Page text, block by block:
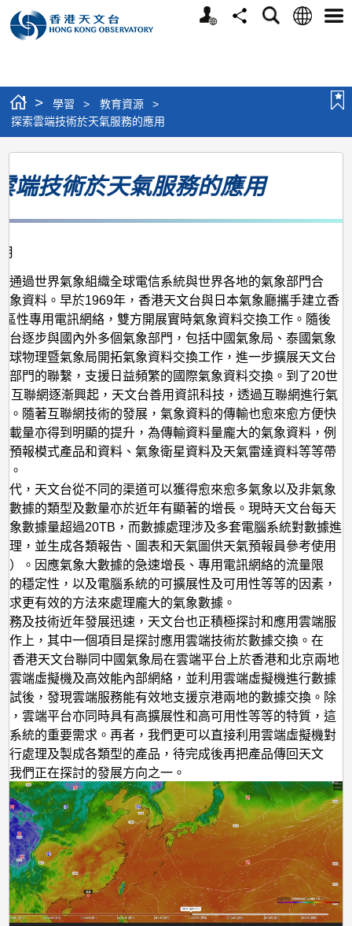
個
分
搜
語
選
> 學習 > 教育資源
>
探索雲端技術於天氣服務的應用
探
索
技
術
於
天
氣
服
務
的
應
用
端技術於天氣服務的應用
通過世界氣象組織全球電信系統與世界各地的氣象部門合
象資料。早於1969年，香港天文台與日本氣象廳攜手建立香
區性專用電訊網絡，雙方開展實時氣象資料交換工作。隨後
台逐步與國內外多個氣象部門，包括中國氣象局、泰國氣象
球物理暨氣象局開拓氣象資料交換工作，進一步擴展天文台
部門的聯繫，支援日益頻繁的國際氣象資料交換。到了20世
互聯網逐漸興起，天文台善用資訊科技，透過互聯網進行氣
。隨著互聯網技術的發展，氣象資料的傳輸也愈來愈方便快
載量亦得到明顯的提升，為傳輸資料量龐大的氣象資料，例
預報模式產品和資料、氣象衛星資料及天氣雷達資料等等帶
。
代，天文台從不同的渠道可以獲得愈來愈多氣象以及非氣象
數據的類型及數量亦於近年有顯著的增長。現時天文台每天
象數據量超過20TB，而數據處理涉及多套電腦系統對數據進
理，並生成各類報告、圖表和天氣圖供天氣預報員參考使用
）。因應氣象大數據的急速增長、專用電訊網絡的流量限
的穩定性，以及電腦系統的可擴展性及可用性等等的因素，
求更有效的方法來處理龐大的氣象數據。
務及技術近年發展迅速，天文台也正積極探討和應用雲端服
作上，其中一個項目是探討應用雲端技術於數據交換。在
香港天文台聯同中國氣象局在雲端平台上於香港和北京兩地
雲端虛擬機及高效能內部網絡，並利用雲端虛擬機進行數據
試後，發現雲端服務能有效地支援京港兩地的數據交換。除
，雲端平台亦同時具有高擴展性和高可用性等等的特質，這
系統的重要需求。再者，我們更可以直接利用雲端虛擬機對
行處理及製成各類型的產品，待完成後再把產品傳回天文
我們正在探討的發展方向之一。